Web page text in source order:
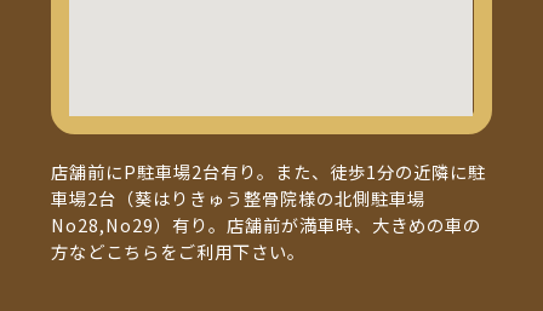
店舗前にP駐車場2台有り。また、徒歩1分の近隣に駐
車場2台（葵はりきゅう整骨院様の北側駐車場
No28,No29）有り。店舗前が満車時、大きめの車の
方などこちらをご利用下さい。